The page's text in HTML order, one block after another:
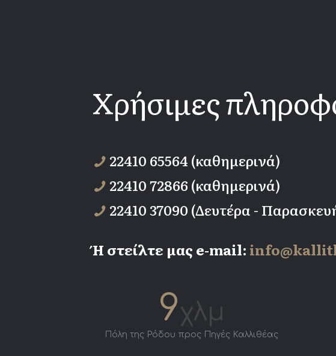
Χρήσιμες
22410 65564 (καθημερινά)
22410 72866 (καθημερινά)
22410 37090 (Δευτέρα -
Ή στείλτε μας e-mail:
9χλμ
Πόλη της Ρόδου προς Πηγές Καλλιθέας